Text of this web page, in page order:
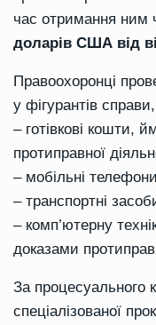
час отримання ним
доларів США від
Правоохоронці
у фігурантів
– готівкові кошти,
протиправної
– мобільні
– транспортні
– комп’ютерну
доказами
За процесуального
спеціалізованої